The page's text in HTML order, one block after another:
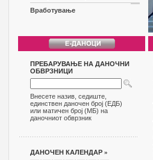
Вработување
ПРЕБАРУВАЊЕ НА ДАНОЧНИ
ОБВРЗНИЦИ
Внесете назив, седиште,
единствен даночен број (ЕДБ)
или матичен број (МБ) на
даночниот обврзник
ДАНОЧЕН КАЛЕНДАР »